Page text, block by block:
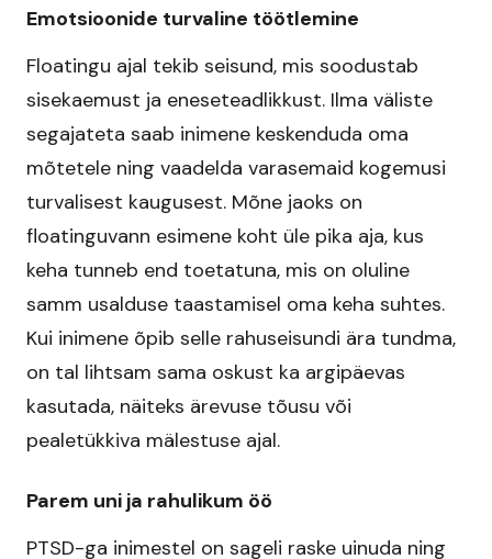
Emotsioonide turvaline töötlemine
Floatingu ajal tekib seisund, mis soodustab
sisekaemust ja eneseteadlikkust. Ilma väliste
segajateta saab inimene keskenduda oma
mõtetele ning vaadelda varasemaid kogemusi
turvalisest kaugusest. Mõne jaoks on
floatinguvann esimene koht üle pika aja, kus
keha tunneb end toetatuna, mis on oluline
samm usalduse taastamisel oma keha suhtes.
Kui inimene õpib selle rahuseisundi ära tundma,
on tal lihtsam sama oskust ka argipäevas
kasutada, näiteks ärevuse tõusu või
pealetükkiva mälestuse ajal.
Parem uni ja rahulikum öö
PTSD-ga inimestel on sageli raske uinuda ning